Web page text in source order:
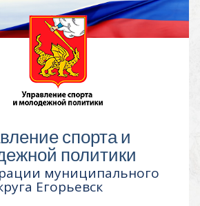
спорта и
политики
муниципального
Егорьевск